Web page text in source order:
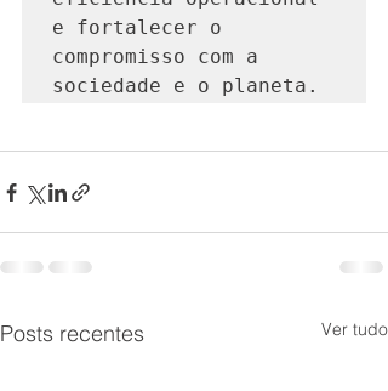
e fortalecer o
compromisso com a
sociedade e o planeta.
Posts recentes Ver tudo